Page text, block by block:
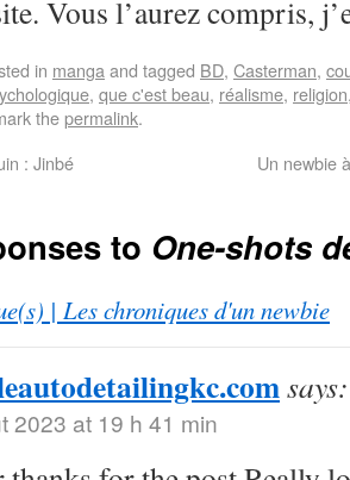
Vous l’aurez compris,
in manga and tagged BD, Casterman,
, que c'est beau, réalisme, religion
thepermalink.
: Jinbé Un newbie
to One-shots
| Les chroniques d'un newbie
says:
2023 at 19 h 41 min